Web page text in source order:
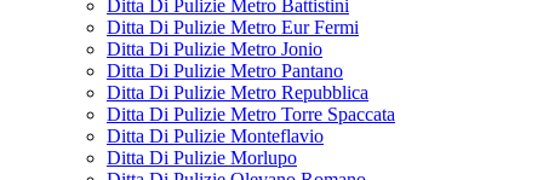
Ditta Di Pulizie Metro Battistini
Ditta Di Pulizie Metro Eur Fermi
Ditta Di Pulizie Metro Jonio
Ditta Di Pulizie Metro Pantano
Ditta Di Pulizie Metro Repubblica
Ditta Di Pulizie Metro Torre Spaccata
Ditta Di Pulizie Monteflavio
Ditta Di Pulizie Morlupo